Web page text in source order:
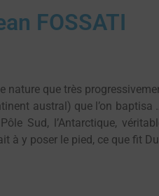
FOSSATI
que très
austral) que l’on
Sud, l’Antarctique,
y poser le pied, ce que fit